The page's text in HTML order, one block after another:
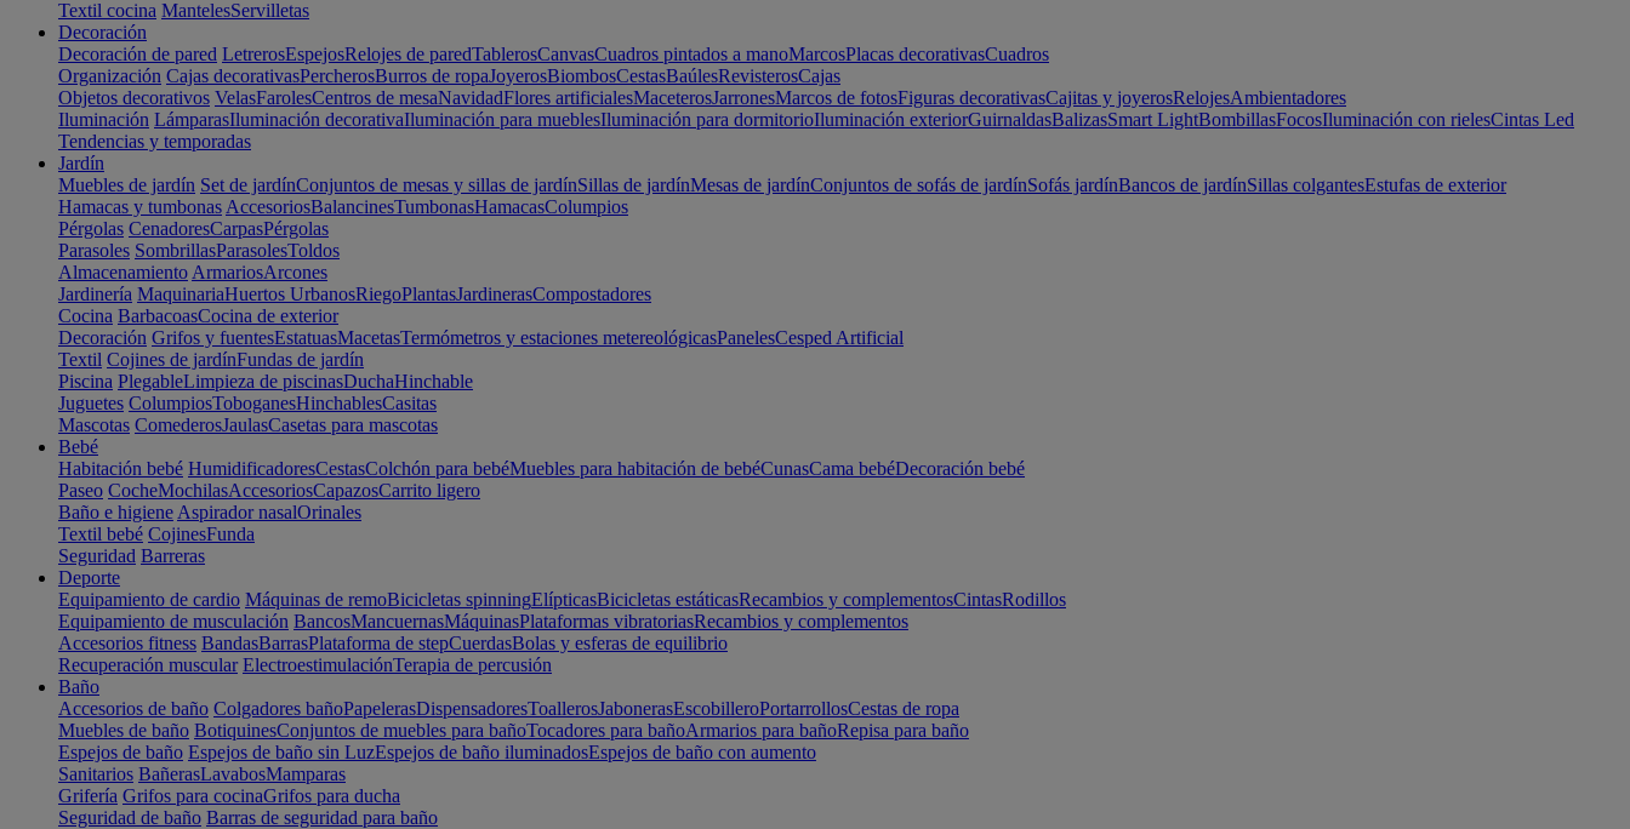
Textil cocina MantelesServilletas
Decoración
Decoración de pared LetrerosEspejosRelojes de paredTablerosCanvasCuadros pintados a manoMarcosPlacas decorativasCuadros
Organización Cajas decorativasPercherosBurros de ropaJoyerosBiombosCestasBaúlesRevisterosCajas
Objetos decorativos VelasFarolesCentros de mesaNavidadFlores artificialesMaceterosJarronesMarcos de fotosFiguras decorativasCajitas y joyerosRelojesAmbientadores
Iluminación LámparasIluminación decorativaIluminación para mueblesIluminación para dormitorioIluminación exteriorGuirnaldasBalizasSmart LightBombillasFocosIluminación con rielesCintas Led
Tendencias y temporadas
Jardín
Muebles de jardín Set de jardínConjuntos de mesas y sillas de jardínSillas de jardínMesas de jardínConjuntos de sofás de jardínSofás jardínBancos de jardínSillas colgantesEstufas de exterior
Hamacas y tumbonas AccesoriosBalancinesTumbonasHamacasColumpios
Pérgolas CenadoresCarpasPérgolas
Parasoles SombrillasParasolesToldos
Almacenamiento ArmariosArcones
Jardinería MaquinariaHuertos UrbanosRiegoPlantasJardinerasCompostadores
Cocina BarbacoasCocina de exterior
Decoración Grifos y fuentesEstatuasMacetasTermómetros y estaciones metereológicasPanelesCesped Artificial
Textil Cojines de jardínFundas de jardín
Piscina PlegableLimpieza de piscinasDuchaHinchable
Juguetes ColumpiosToboganesHinchablesCasitas
Mascotas ComederosJaulasCasetas para mascotas
Bebé
Habitación bebé HumidificadoresCestasColchón para bebéMuebles para habitación de bebéCunasCama bebéDecoración bebé
Paseo CocheMochilasAccesoriosCapazosCarrito ligero
Baño e higiene Aspirador nasalOrinales
Textil bebé CojinesFunda
Seguridad Barreras
Deporte
Equipamiento de cardio Máquinas de remoBicicletas spinningElípticasBicicletas estáticasRecambios y complementosCintasRodillos
Equipamiento de musculación BancosMancuernasMáquinasPlataformas vibratoriasRecambios y complementos
Accesorios fitness BandasBarrasPlataforma de stepCuerdasBolas y esferas de equilibrio
Recuperación muscular ElectroestimulaciónTerapia de percusión
Baño
Accesorios de baño Colgadores bañoPapelerasDispensadoresToallerosJabonerasEscobilleroPortarrollosCestas de ropa
Muebles de baño BotiquinesConjuntos de muebles para bañoTocadores para bañoArmarios para bañoRepisa para baño
Espejos de baño Espejos de baño sin LuzEspejos de baño iluminadosEspejos de baño con aumento
Sanitarios BañerasLavabosMamparas
Grifería Grifos para cocinaGrifos para ducha
Seguridad de baño Barras de seguridad para baño